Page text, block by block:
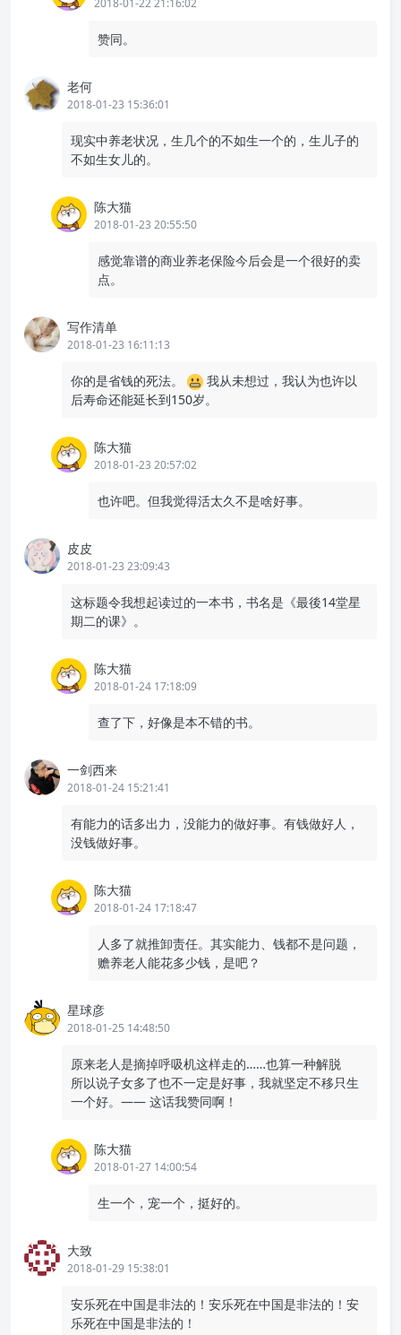
赞同。
老何
2018-01-23 15:36:01
现实中养老状况，生几个的不如生一个的，生儿子的
不如生女儿的。
陈大猫
2018-01-23 20:55:50
感觉靠谱的商业养老保险今后会是一个很好的卖
点。
写作清单
2018-01-23 16:11:13
你的是省钱的死法。
我从未想过，我认为也许以
后寿命还能延长到150岁。
陈大猫
2018-01-23 20:57:02
也许吧。但我觉得活太久不是啥好事。
皮皮
2018-01-23 23:09:43
这标题令我想起读过的一本书，书名是《最後14堂星
期二的课》。
陈大猫
2018-01-24 17:18:09
查了下，好像是本不错的书。
一剑西来
2018-01-24 15:21:41
有能力的话多出力，没能力的做好事。有钱做好人，
没钱做好事。
陈大猫
2018-01-24 17:18:47
人多了就推卸责任。其实能力、钱都不是问题，
赡养老人能花多少钱，是吧？
星球彦
2018-01-25 14:48:50
原来老人是摘掉呼吸机这样走的……也算一种解脱
所以说子女多了也不一定是好事，我就坚定不移只生
一个好。—— 这话我赞同啊！
陈大猫
2018-01-27 14:00:54
生一个，宠一个，挺好的。
大致
2018-01-29 15:38:01
安乐死在中国是非法的！安乐死在中国是非法的！安
乐死在中国是非法的！